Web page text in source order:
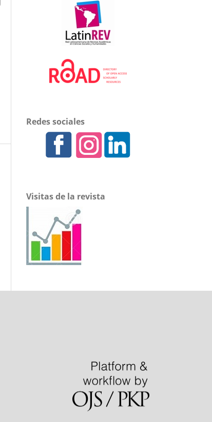
Redes sociales
Visitas de la revista